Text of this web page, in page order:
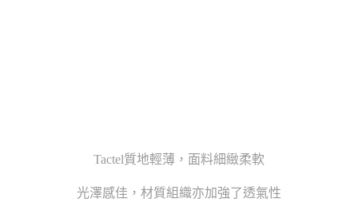
Tactel質地輕薄，面料細緻柔軟
光澤感佳，材質組織亦加強了透氣性